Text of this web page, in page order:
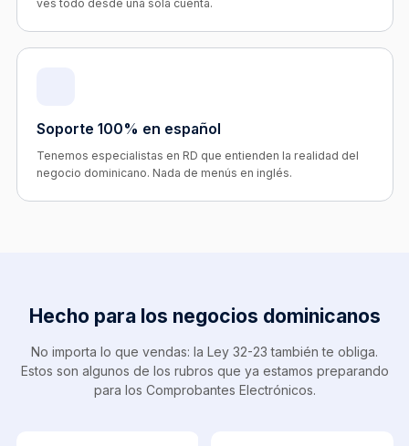
ves todo desde una sola cuenta.
Soporte 100% en español
Tenemos especialistas en RD que entienden la realidad del
negocio dominicano. Nada de menús en inglés.
Hecho para los negocios dominicanos
No importa lo que vendas: la Ley 32-23 también te obliga.
Estos son algunos de los rubros que ya estamos preparando
para los Comprobantes Electrónicos.